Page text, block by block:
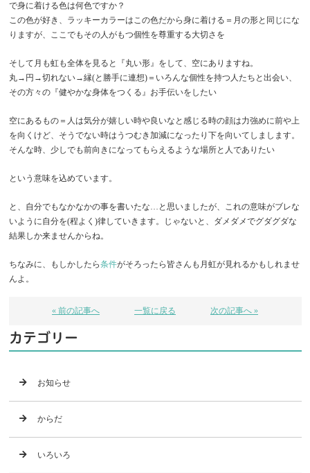
で身に着ける色は何色ですか？
この色が好き、ラッキーカラーはこの色だから身に着ける＝月の形と同じにな
りますが、ここでもその人がもつ個性を尊重する大切さを
そして月も虹も全体を見ると『丸い形』をして、空にありますね。
丸→円→切れない→縁(と勝手に連想)＝いろんな個性を持つ人たちと出会い、
その方々の『健やかな身体をつくる』お手伝いをしたい
空にあるもの＝人は気分が嬉しい時や良いなと感じる時の顔は力強めに前や上
を向くけど、そうでない時はうつむき加減になったり下を向いてしまします。
そんな時、少しでも前向きになってもらえるような場所と人でありたい
という意味を込めています。
と、自分でもなかなかの事を書いたな…と思いましたが、これの意味がブレな
いように自分を(程よく)律していきます。じゃないと、ダメダメでグダグダな
結果しか来ませんからね。
ちなみに、もしかしたら条件がそろったら皆さんも月虹が見れるかもしれませ
んよ。
« 前の記事へ 一覧に戻る 次の記事へ »
カテゴリー
お知らせ
からだ
いろいろ